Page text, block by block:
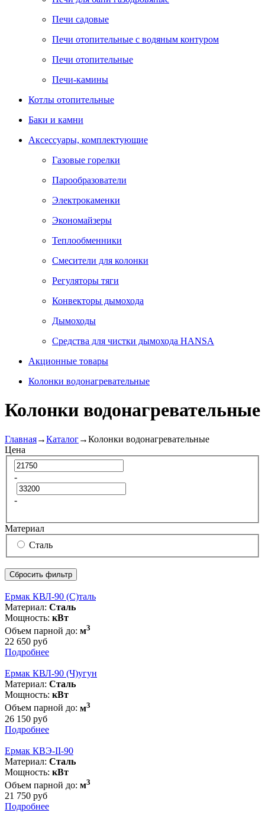
Печи садовые
Печи отопительные c водяным контуром
Печи отопительные
Печи-камины
Котлы отопительные
Баки и камни
Аксессуары, комплектующие
Газовые горелки
Парообразователи
Электрокаменки
Экономайзеры
Теплообменники
Смесители для колонки
Регуляторы тяги
Конвекторы дымохода
Дымоходы
Средства для чистки дымохода HANSA
Акционные товары
Колонки водонагревательные
Колонки водонагревательные
Главная→Каталог→Колонки водонагревательные
Цена
-
-
Материал
Сталь
Сбросить фильтр
Ермак КВЛ-90 (C)таль
Материал: Сталь
Мощность: кВт
Объем парной до: м3
22 650 руб
Подробнее
Ермак КВЛ-90 (Ч)угун
Материал: Сталь
Мощность: кВт
Объем парной до: м3
26 150 руб
Подробнее
Ермак КВЭ-II-90
Материал: Сталь
Мощность: кВт
Объем парной до: м3
21 750 руб
Подробнее